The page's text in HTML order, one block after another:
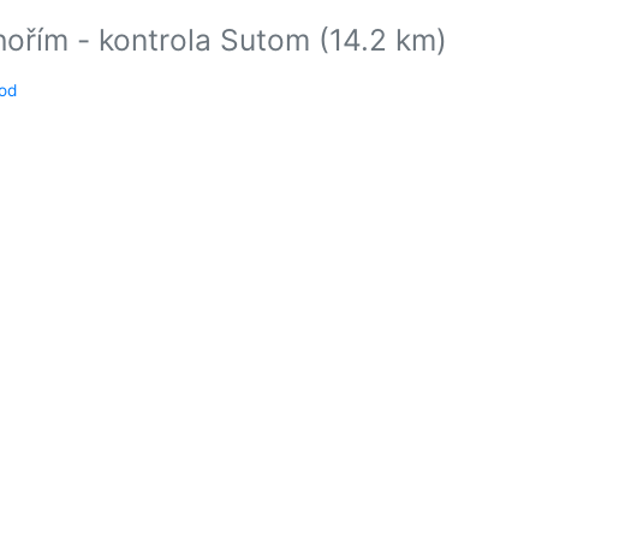
- kontrola Sutom (14.2 km)